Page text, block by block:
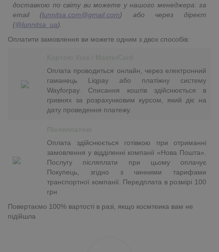
доставкою по світу ви можете у нашого менеджера: за
email (lunnitsa.com@gmail.com) або через дірект
(@lunnitsa_ua).
Оплатити замовлення ви можете одним з двох способів:
Оплата проводиться онлайн, через електронний
гаманець Liqpay або платіжну систему
Wayforpay. Списання коштів здійснюється в
гривнях за розрахунковим курсом, який діє на
дату проведення платежу.
Оплата здійснюється готівкою при отриманні
замовлення у відділенні компанії «Нова Пошта».
Послугу післяплати при цьому оплачує
Покупець, згідно з чинними тарифами
транспортної компанії. Передплата в розмірі 100
грн
Повертаємо 100% вартості в разі, якщо космтеика вам не
підійшла